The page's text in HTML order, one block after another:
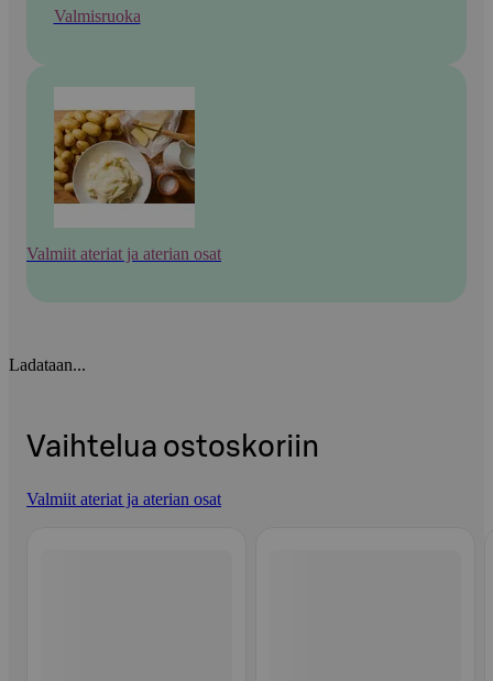
Valmisruoka
Valmiit ateriat ja aterian osat
Ladataan...
Vaihtelua ostoskoriin
Valmiit ateriat ja aterian osat